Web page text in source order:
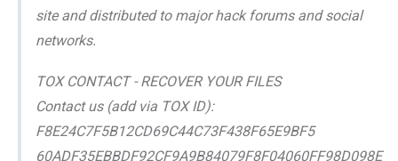
site and distributed to major hack forums and social
networks.
TOX CONTACT - RECOVER YOUR FILES
Contact us (add via TOX ID):
F8E24C7F5B12CD69C44C73F438F65E9BF5
60ADF35EBBDF92CF9A9B84079F8F04060FF98D098E